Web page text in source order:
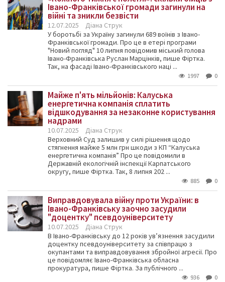
Івано-Франківської громади загинули на
війні та зникли безвісти
12.07.2025
Діана Струк
У боротьбі за Україну загинули 689 воїнів з Івано-
Франківської громади. Про це в етері програми
"Новий погляд" 10 липня повідомив міський голова
Івано-Франківська Руслан Марцінків, пише Фіртка.
Так, на фасаді Івано-Франківського наці ...
1997 0
Майже п'ять мільйонів: Калуська
енергетична компанія сплатить
відшкодування за незаконне користування
надрами
10.07.2025
Діана Струк
Верховний Суд залишив у силі рішення щодо
стягнення майже 5 млн грн шкоди з КП “Калуська
енергетична компанія” Про це повідомили в
Державній екологічній інспекції Карпатського
округу, пише Фіртка. Так, 8 липня 202 ...
885 0
Виправдовувала війну проти України: в
Івано-Франківську заочно засудили
"доцентку" псевдоуніверситету
10.07.2025
Діана Струк
В Івано-Франківську до 12 років ув’язнення засудили
доцентку псевдоуніверситету за співпрацю з
окупантами та виправдовування збройної агресії. Про
це повідомляє Івано-Франківська обласна
прокуратура, пише Фіртка. За публічного ...
936 0